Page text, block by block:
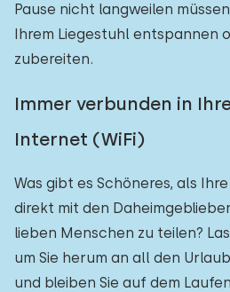
Pause nicht langweilen
Ihrem Liegestuhl entspannen
zubereiten.
Immer verbunden in
Internet (WiFi)
Was gibt es Schöneres, als
direkt mit den
lieben Menschen zu teilen?
um Sie herum an all den
und bleiben Sie auf dem